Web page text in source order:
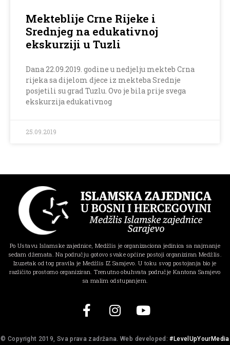
Mekteblije Crne Rijeke i
Srednjeg na edukativnoj
ekskurziji u Tuzli
Dana 22.09.2019. godine u nedjelju mekteb Crna
rijeka sa dijelom djece iz mekteba Srednje
posjetili su grad Tuzlu. Ovo je bila prije svega
ekskurzija edukativnog
25.09.2019
Po Ustavu Islamske zajednice, Medžlis je organizaciona jedinica sa najmanje
sedam džemata. Na području gotovo svake općine postoji organiziran Medžlis.
Izuzetak od tog pravila je Medžlis IZ Sarajevo. U toku svog postojanja bio je
različito prostorno organiziran. Trenutno obuhvata područje Kantona Sarajevo
sa malim odstupanjem.
© Copyright 2019, Sva prava zadržana. Web developed:#LevelUpYourMedia